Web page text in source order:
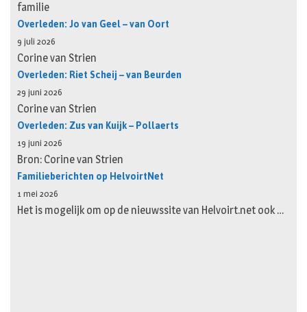
familie
Overleden: Jo van Geel – van Oort
9 juli 2026
Corine van Strien
Overleden: Riet Scheij – van Beurden
29 juni 2026
Corine van Strien
Overleden: Zus van Kuijk – Pollaerts
19 juni 2026
Bron: Corine van Strien
Familieberichten op HelvoirtNet
1 mei 2026
Het is mogelijk om op de nieuwssite van Helvoirt.net ook …